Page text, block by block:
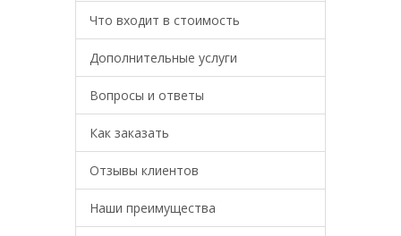
Что входит в стоимость
Дополнительные услуги
Вопросы и ответы
Как заказать
Отзывы клиентов
Наши преимущества